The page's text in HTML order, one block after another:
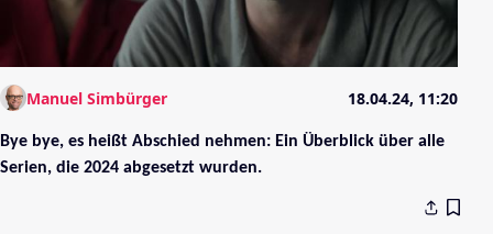
Manuel Simbürger 18.04.24, 11:20
Bye bye, es heißt Abschied nehmen: Ein Überblick über alle
Serien, die 2024 abgesetzt wurden.